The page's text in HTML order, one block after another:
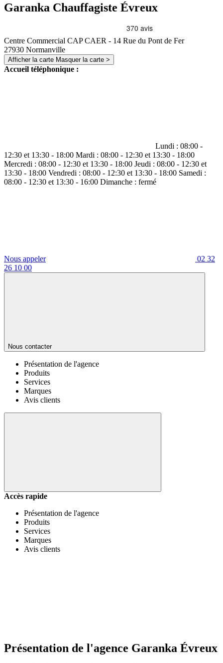
Garanka Chauffagiste Évreux
Centre Commercial CAP CAER - 14 Rue du Pont de Fer
27930 Normanville
Afficher la carte Masquer la carte >
Accueil téléphonique :
Lundi : 08:00 -
12:30 et 13:30 - 18:00 Mardi : 08:00 - 12:30 et 13:30 - 18:00
Mercredi : 08:00 - 12:30 et 13:30 - 18:00 Jeudi : 08:00 - 12:30 et
13:30 - 18:00 Vendredi : 08:00 - 12:30 et 13:30 - 18:00 Samedi :
08:00 - 12:30 et 13:30 - 16:00 Dimanche : fermé
Nous appeler
02 32
26 10 00
Nous contacter
Présentation de l'agence
Produits
Services
Marques
Avis clients
Accès rapide
Présentation de l'agence
Produits
Services
Marques
Avis clients
Présentation de l'agence Garanka Évreux